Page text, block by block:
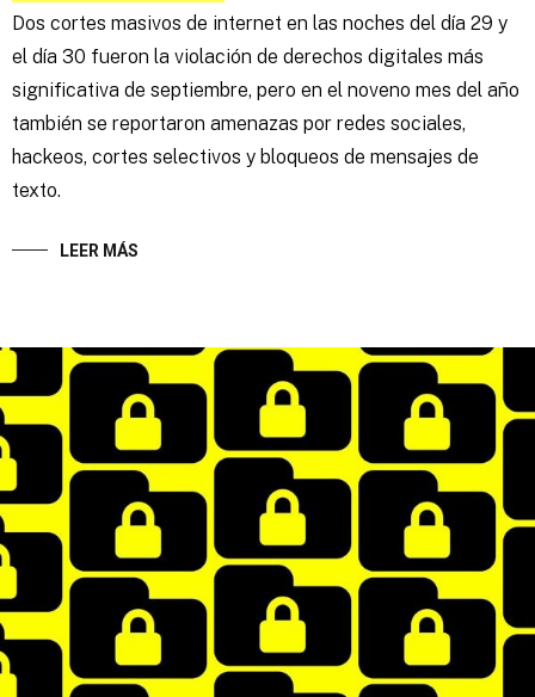
Dos cortes masivos de internet en las noches del día 29 y
el día 30 fueron la violación de derechos digitales más
significativa de septiembre, pero en el noveno mes del año
también se reportaron amenazas por redes sociales,
hackeos, cortes selectivos y bloqueos de mensajes de
texto.
LEER MÁS